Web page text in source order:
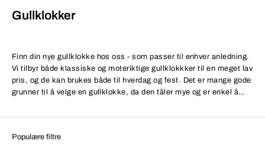
Gullklokker
Finn din nye gullklokke hos oss - som passer til enhver anledning.
Vi tilbyr både klassiske og moteriktige gullklokkker til en meget lav
pris, og de kan brukes både til hverdag og fest. Det er mange gode
grunner til å velge en gullklokke, da den tåler mye og er enkel å
faktisk et av de vanligste metallene når det kommer til eksklusive
merker - i utallige modeller og til den absolutte beste prisen.
Populære filtre